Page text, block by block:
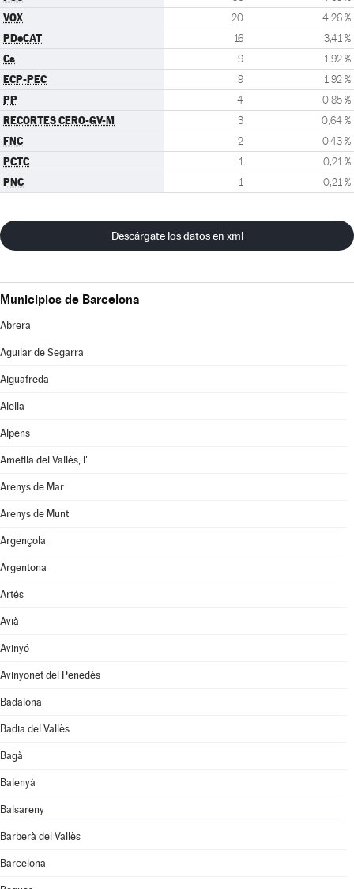
VOX 20 4,26 %
PDeCAT 16 3,41 %
Cs 9 1,92 %
ECP-PEC 9 1,92 %
PP 4 0,85 %
RECORTES CERO-GV-M 3 0,64 %
FNC 2 0,43 %
PCTC 1 0,21 %
PNC 1 0,21 %
Descárgate los datos en xml
Municipios de Barcelona
Abrera
Aguilar de Segarra
Aiguafreda
Alella
Alpens
Ametlla del Vallès, l'
Arenys de Mar
Arenys de Munt
Argençola
Argentona
Artés
Avià
Avinyó
Avinyonet del Penedès
Badalona
Badia del Vallès
Bagà
Balenyà
Balsareny
Barberà del Vallès
Barcelona